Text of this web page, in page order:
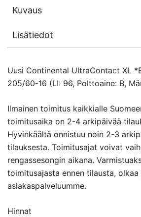
Kuvaus
Lisätiedot
Uusi Continental UltraContact XL
205/60-16 (LI: 96, Polttoaine: B,
Ilmainen toimitus kaikkialle
toimitusaika on 2-4 arkipäivää
Hyvinkäältä onnistuu noin 2-3
tilauksesta. Toimitusajat voivat
rengassesongin aikana.
toimitusajasta ennen tilausta, olkaa
asiakaspalveluumme.
Hinnat